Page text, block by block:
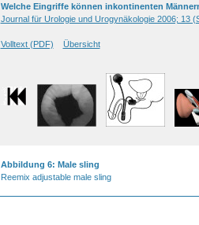
Welche Eingriffe können inkontinenten
Journal für Urologie und Urogynäkologie 2006; 13
Volltext (PDF) Übersicht
Abbildung 6: Male sling
Reemix adjustable male sling